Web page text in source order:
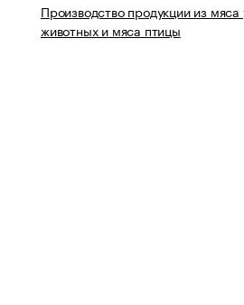
Производство продукции из
животных и мяса птицы